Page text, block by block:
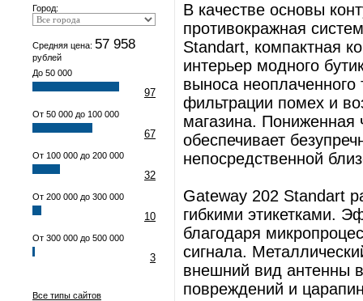
Город:
Средняя цена: 57 958
рублей
До 50 000
97
От 50 000 до 100 000
67
От 100 000 до 200 000
32
От 200 000 до 300 000
10
От 300 000 до 500 000
3
Все типы сайтов
В качестве основы
противокражная
Standart, компактная
интерьер модного
выноса неоплаченного
фильтрации помех и
магазина. Пониженная
обеспечивает
непосредственной
Gateway 202 Standart
гибкими этикетками.
благодаря
сигнала.
внешний вид антенны
повреждений и